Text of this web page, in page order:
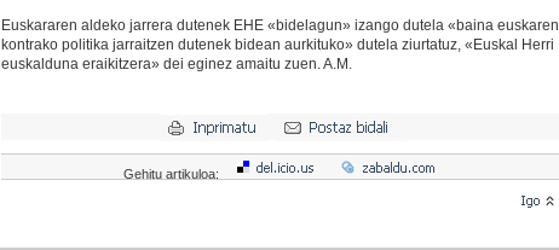
Euskararen aldeko jarrera dutenek EHE «bidelagun» izango dutela «baina euskaren
kontrako politika jarraitzen dutenek bidean aurkituko» dutela ziurtatuz, «Euskal Herri
euskalduna eraikitzera» dei eginez amaitu zuen. A.M.
Gehitu artikuloa: